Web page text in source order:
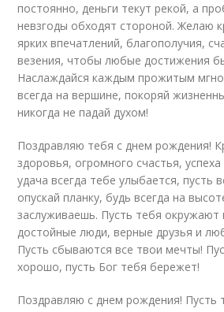
постоянно, деньги текут рекой, а
невзгоды обходят стороной. Желаю
ярких впечатлений, благополучия,
везения, чтобы любые достижения
Наслаждайся каждым прожитым
всегда на вершине, покоряй
никогда не падай духом!
Поздравляю тебя с днем рождения!
здоровья, огромного счастья,
удача всегда тебе улыбается, пусть
опускай планку, будь всегда на
заслуживаешь. Пусть тебя
достойные люди, верные друзья и
Пусть сбываются все твои мечты!
хорошо, пусть Бог тебя бережет!
Поздравляю с днем рождения! Пусть